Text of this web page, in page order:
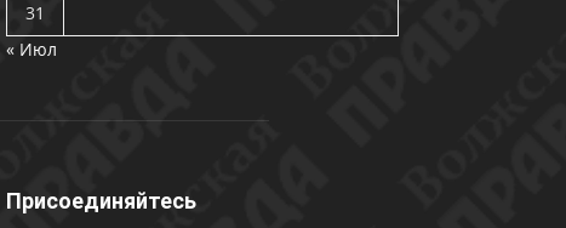
31
« Июл
Присоединяйтесь